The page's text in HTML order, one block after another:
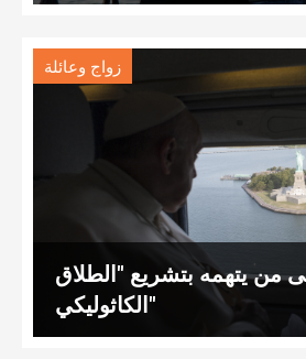
زواج وعائلة
من يتهمه بتشريع "الطلاق
الكاثوليكي"